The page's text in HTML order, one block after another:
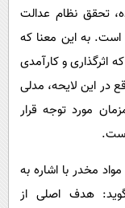
تحقق نظام عدالت
به این معنا که
اثرگذاری و کارآمدی
در این لایحه، مدلی
مورد توجه قرار
مخدر با اشاره به
هدف اصلی از